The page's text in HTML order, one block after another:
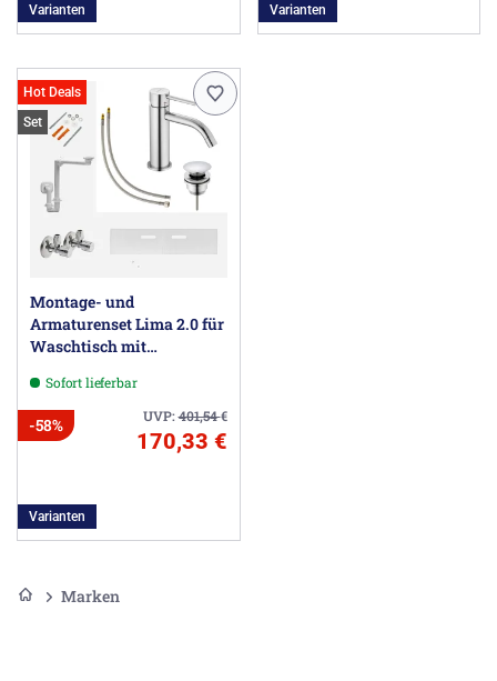
Varianten Varianten
Hot Deals
Set
Montage- und
Armaturenset Lima 2.0 für
Waschtisch mit
Sofort lieferbar
UVP:401,54€
-58%
170,33 €
Varianten
Marken